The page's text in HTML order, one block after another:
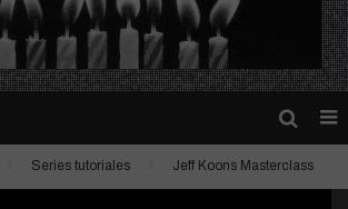
¿QUÉ ES ESTO?
Series tutoriales Jeff Koons Masterclass